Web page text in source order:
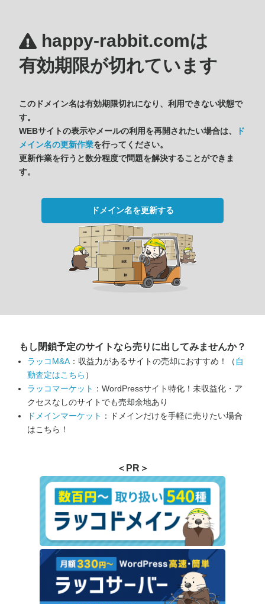
happy-rabbit.comは
有効期限が切れています
このドメイン名は有効期限切れになり、利用できない状態で
す。
WEBサイトの表示やメールの利用を再開されたい場合は、
ド
メイン名の更新作業を行ってください。
更新作業を行うと数分程度で問題を解決することができま
す。
ドメイン名を更新する
もし閉鎖予定のサイトなら売りに出してみませんか？
ラッコM&A ：収益力があるサイトの売却におすすめ！（ 自
動査定はこちら ）
ラッコマーケット ：WordPressサイト特化！未収益化・ア
クセスなしのサイトでも売却余地あり
ドメインマーケット ：ドメインだけを手軽に売りたい場合
はこちら！
＜PR＞